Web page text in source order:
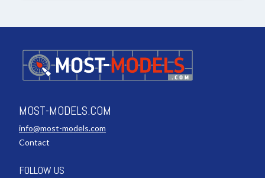
MOST-MODELS.COM
info@most-models.com
Contact
FOLLOW US